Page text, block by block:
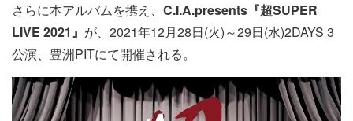
さらに本アルバムを携え、 C.I.A.presents『超SUPER
LIVE 2021』 が、2021年12月28日(火)～29日(水)2DAYS 3
公演、豊洲PITにて開催される。